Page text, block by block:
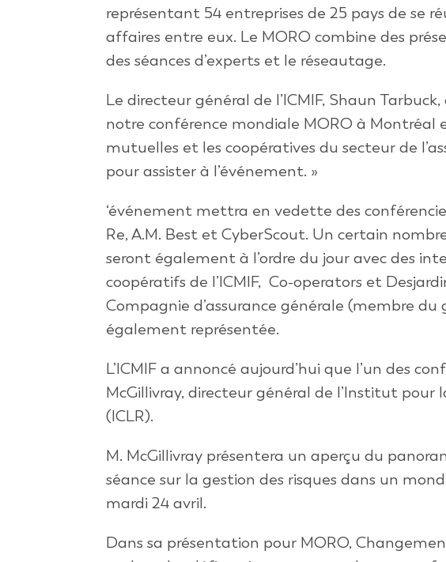
représentant 54 entreprises de 25 pays de se
affaires entre eux. Le MORO combine des
des séances d’experts et le réseautage.
Le directeur général de l’ICMIF, Shaun
notre conférence mondiale MORO à
mutuelles et les coopératives du secteur de
pour assister à l’événement. »
‘événement mettra en vedette des
Re, A.M. Best et CyberScout. Un certain
seront également à l’ordre du jour avec des
coopératifs de l’ICMIF, Co-operators et
Compagnie d’assurance générale (membre du
également représentée.
L’ICMIF a annoncé aujourd’hui que l’un des
McGillivray, directeur général de l’Institut pour
(ICLR).
M. McGillivray présentera un aperçu du
séance sur la gestion des risques dans un
mardi 24 avril.
Dans sa présentation pour MORO,